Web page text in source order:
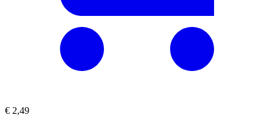
€ 2,49